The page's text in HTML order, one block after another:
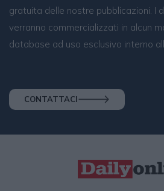
gratuita delle nostre pubblicazioni. I
verranno commercializzati in alcun
database ad uso esclusivo interno
CONTATTACI